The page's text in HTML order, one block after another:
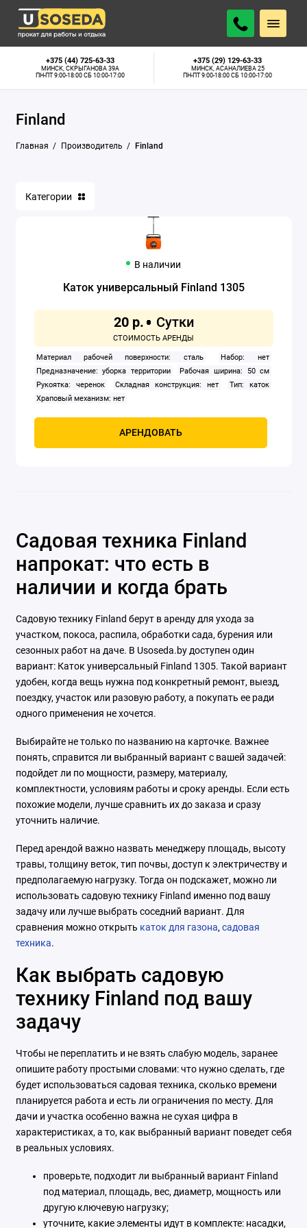
+375 (44) 725-63-33
МИНСК, СКРЫГАНОВА 39А
ПН-ПТ 9:00-18:00 СБ 10:00-17:00
+375 (29) 129-63-33
МИНСК, АСАНАЛИЕВА 25
ПН-ПТ 9:00-18:00 СБ 10:00-17:00
Finland
Главная Производитель Finland
Категории
В наличии
Каток универсальный Finland 1305
20 р.
Материал рабочей поверхности: сталь
Набор: нет
Предназначение: уборка территории
Рабочая ширина: 50 см
Рукоятка: черенок
Складная конструкция: нет
Тип: каток
Храповый механизм: нет
АРЕНДОВАТЬ
Садовая техника Finland
напрокат: что есть в
наличии и когда брать
Садовую технику Finland берут в аренду для ухода за
участком, покоса, распила, обработки сада, бурения или
сезонных работ на даче. В Usoseda.by доступен один
вариант: Каток универсальный Finland 1305. Такой вариант
удобен, когда вещь нужна под конкретный ремонт, выезд,
поездку, участок или разовую работу, а покупать ее ради
одного применения не хочется.
Выбирайте не только по названию на карточке. Важнее
понять, справится ли выбранный вариант с вашей задачей:
подойдет ли по мощности, размеру, материалу,
комплектности, условиям работы и сроку аренды. Если есть
похожие модели, лучше сравнить их до заказа и сразу
уточнить наличие.
Перед арендой важно назвать менеджеру площадь, высоту
травы, толщину веток, тип почвы, доступ к электричеству и
предполагаемую нагрузку. Тогда он подскажет, можно ли
использовать садовую технику Finland именно под вашу
задачу или лучше выбрать соседний вариант. Для
сравнения можно открыть каток для газона, садовая
техника.
Как выбрать садовую
технику Finland под вашу
задачу
Чтобы не переплатить и не взять слабую модель, заранее
опишите работу простыми словами: что нужно сделать, где
будет использоваться садовая техника, сколько времени
планируется работа и есть ли ограничения по месту. Для
дачи и участка особенно важна не сухая цифра в
характеристиках, а то, как выбранный вариант поведет себя
в реальных условиях.
проверьте, подходит ли выбранный вариант Finland
под материал, площадь, вес, диаметр, мощность или
другую ключевую нагрузку;
уточните, какие элементы идут в комплекте: насадки,